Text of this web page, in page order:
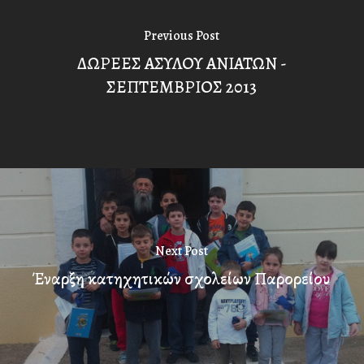
Previous Post
ΔΩΡΕΕΣ ΑΣΥΛΟΥ ΑΝΙΑΤΩΝ -
ΣΕΠΤΕΜΒΡΙΟΣ 2013
Next Post
Έναρξη κατηχητικών σχολείων Παρορείου